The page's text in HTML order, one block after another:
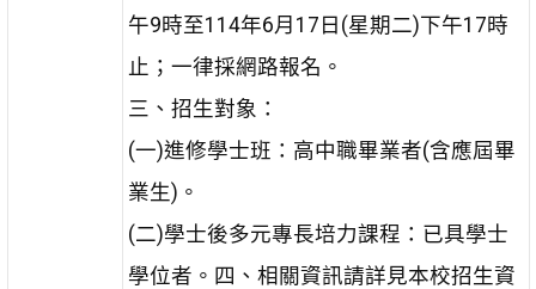
午9時至114年6月17日(星期二)下午17時
止；一律採網路報名。
三、招生對象：
(一)進修學士班：高中職畢業者(含應屆畢
業生)。
(二)學士後多元專長培力課程：已具學士
學位者。四、相關資訊請詳見本校招生資